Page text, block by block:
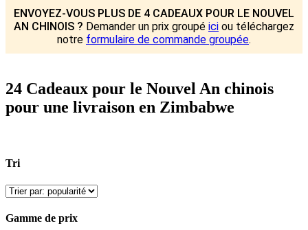
ENVOYEZ-VOUS PLUS DE 4 CADEAUX POUR LE NOUVEL
AN CHINOIS ? Demander un prix groupé ici ou téléchargez
notre formulaire de commande groupée.
24 Cadeaux pour le Nouvel An chinois
pour une livraison en Zimbabwe
Tri
Gamme de prix